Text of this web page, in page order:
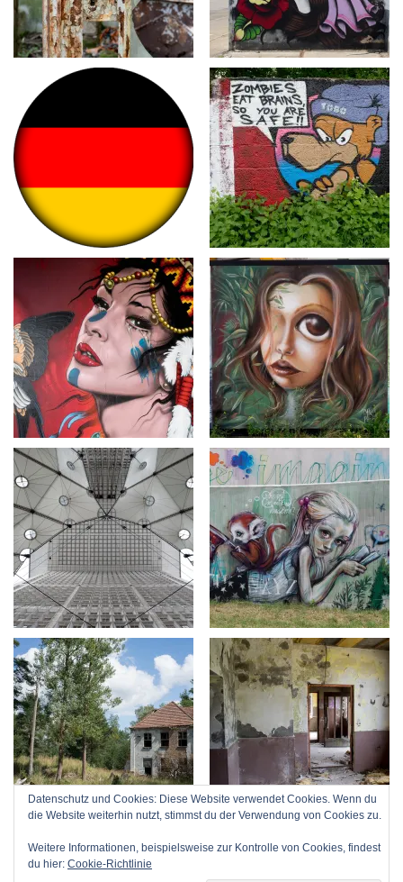
Datenschutz und Cookies: Diese Website verwendet Cookies. Wenn du
die Website weiterhin nutzt, stimmst du der Verwendung von Cookies zu.
Weitere Informationen, beispielsweise zur Kontrolle von Cookies, findest
du hier: Cookie-Richtlinie